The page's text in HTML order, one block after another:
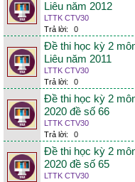
Liêu năm 2012
LTTK CTV30
Trả lời:
0
Đề thi học kỳ 2
Liêu năm 2011
LTTK CTV30
Trả lời:
0
Đề thi học kỳ 2
2020 đề số 66
LTTK CTV30
Trả lời:
0
Đề thi học kỳ 2
2020 đề số 65
LTTK CTV30